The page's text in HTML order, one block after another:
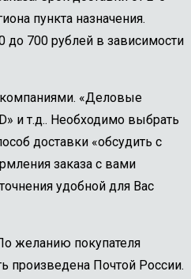
пункта назначения.
до 700 рублей в зависимости
«Деловые
и т.д.. Необходимо выбрать
доставки «обсудить с
заказа с вами
удобной для Вас
желанию покупателя
произведена Почтой России.